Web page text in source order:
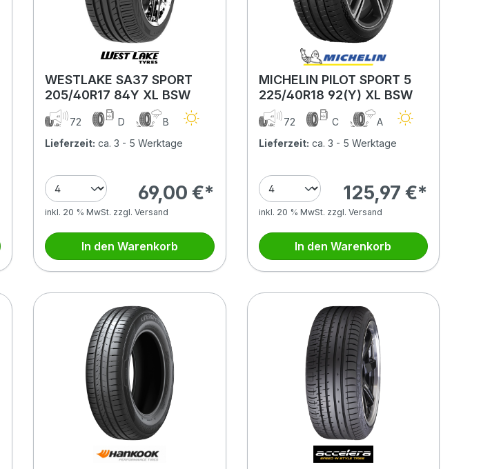
WESTLAKE SA37 SPORT
205/40R17 84Y XL BSW
72 D
B
Lieferzeit: ca. 3 - 5 Werktage
69,00 €*
inkl. 20 % MwSt. zzgl. Versand
In den Warenkorb
MICHELIN PILOT SPORT 5
225/40R18 92(Y) XL BSW
72 C
A
Lieferzeit: ca. 3 - 5 Werktage
125,97 €*
inkl. 20 % MwSt. zzgl. Versand
In den Warenkorb